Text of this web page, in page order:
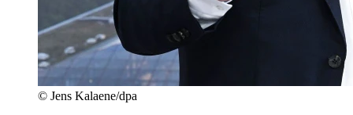
© Jens Kalaene/dpa